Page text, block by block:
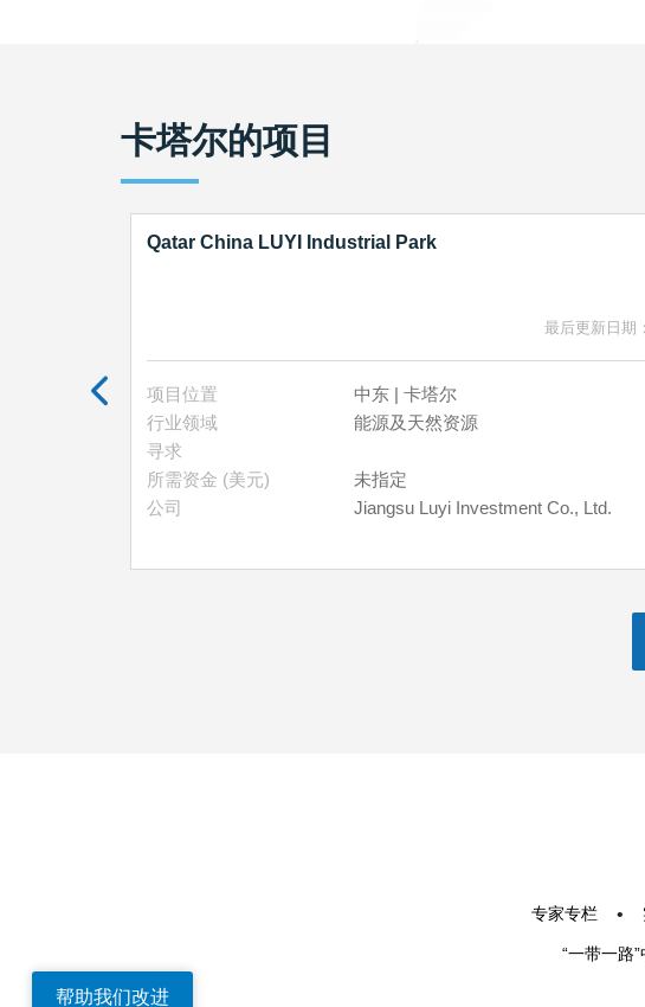
卡塔尔的项目
Qatar China LUYI Industrial Park
最后更新日期
项目位置
中东 | 卡塔尔
行业领域
能源及天然资源
寻求
所需资金 (美元)
未指定
公司
Jiangsu Luyi Investment Co., Ltd.
专家专栏 •
“一带一路
帮助我们改进